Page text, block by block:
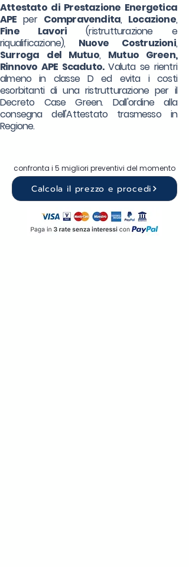
Attestato di Prestazione Energetica
APE per Compravendita, Locazione,
Fine Lavori (ristrutturazione e
riqualificazione), Nuove Costruzioni,
Surroga
del Mutuo, Mutuo Green,
Rinnovo APE Scaduto.Valuta se rientri
almeno in classe D ed evita i costi
esorbitanti di una ristrutturazione per il
Decreto Case Green. Dall'ordine alla
consegna dell'Attestato trasmesso in
Regione.
confronta i 5 migliori preventivi del momento
Calcola il prezzo e procedi